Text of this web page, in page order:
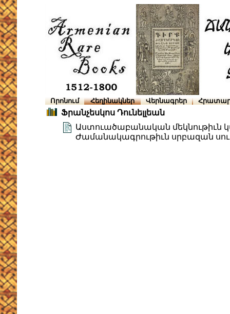
Որոնում Հեղինակներ Վերնագրեր
Ֆրանչեսկոս Դունելլեան
Աստուածաբանական մեկնութիւն
Ժամանակագրութիւն սրբազան